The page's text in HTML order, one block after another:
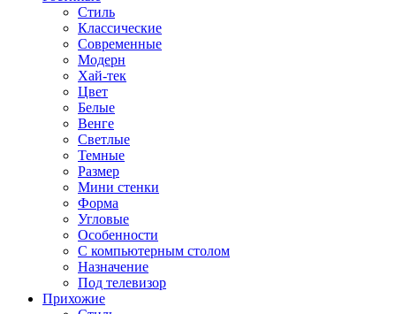
Стиль
Классические
Современные
Модерн
Хай-тек
Цвет
Белые
Венге
Светлые
Темные
Размер
Мини стенки
Форма
Угловые
Особенности
С компьютерным столом
Назначение
Под телевизор
Прихожие